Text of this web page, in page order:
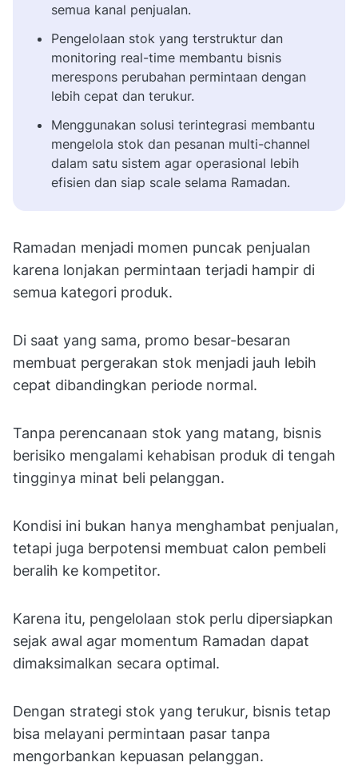
semua kanal penjualan.
Pengelolaan stok yang terstruktur dan
monitoring real-time membantu bisnis
merespons perubahan permintaan dengan
lebih cepat dan terukur.
Menggunakan solusi terintegrasi membantu
mengelola stok dan pesanan multi-channel
dalam satu sistem agar operasional lebih
efisien dan siap scale selama Ramadan.
Ramadan menjadi momen puncak penjualan
karena lonjakan permintaan terjadi hampir di
semua kategori produk.
Di saat yang sama, promo besar-besaran
membuat pergerakan stok menjadi jauh lebih
cepat dibandingkan periode normal.
Tanpa perencanaan stok yang matang, bisnis
berisiko mengalami kehabisan produk di tengah
tingginya minat beli pelanggan.
Kondisi ini bukan hanya menghambat penjualan,
tetapi juga berpotensi membuat calon pembeli
beralih ke kompetitor.
Karena itu, pengelolaan stok perlu dipersiapkan
sejak awal agar momentum Ramadan dapat
dimaksimalkan secara optimal.
Dengan strategi stok yang terukur, bisnis tetap
bisa melayani permintaan pasar tanpa
mengorbankan kepuasan pelanggan.